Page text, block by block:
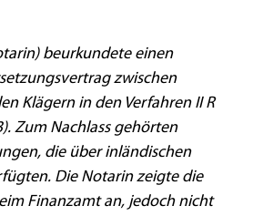
beurkundete einen
zwischen
Klägern in den Verfahren II R
Zum Nachlass gehörten
die über inländischen
Die Notarin zeigte die
Finanzamt an, jedoch nicht